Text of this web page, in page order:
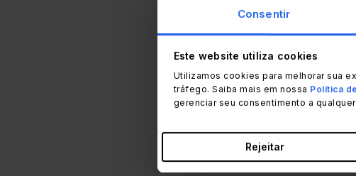
Consentir
Este website utiliza cookies
Utilizamos cookies para melhorar sua
tráfego. Saiba mais em nossa Política
gerenciar seu consentimento a
Rejeitar
O
ganham
Sua
seguintes
Os